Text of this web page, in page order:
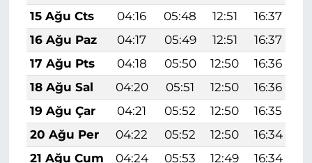
15 Ağu Cts
04:16 05:48 12:51 16:37
16 Ağu Paz
04:17 05:49 12:51 16:37
17 Ağu Pts
04:18 05:50 12:50 16:36
18 Ağu Sal
04:20 05:51 12:50 16:36
19 Ağu Çar
04:21 05:52 12:50 16:35
20 Ağu Per
04:22 05:52 12:50 16:34
21 Ağu Cum
04:24 05:53 12:49 16:34